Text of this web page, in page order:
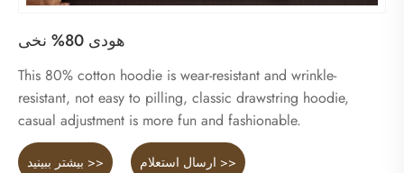
هودی 80% نخی
This 80% cotton hoodie is wear-resistant and wrinkle-
resistant, not easy to pilling, classic drawstring hoodie,
casual adjustment is more fun and fashionable.
بیشتر ببینید >> ارسال استعلام >>